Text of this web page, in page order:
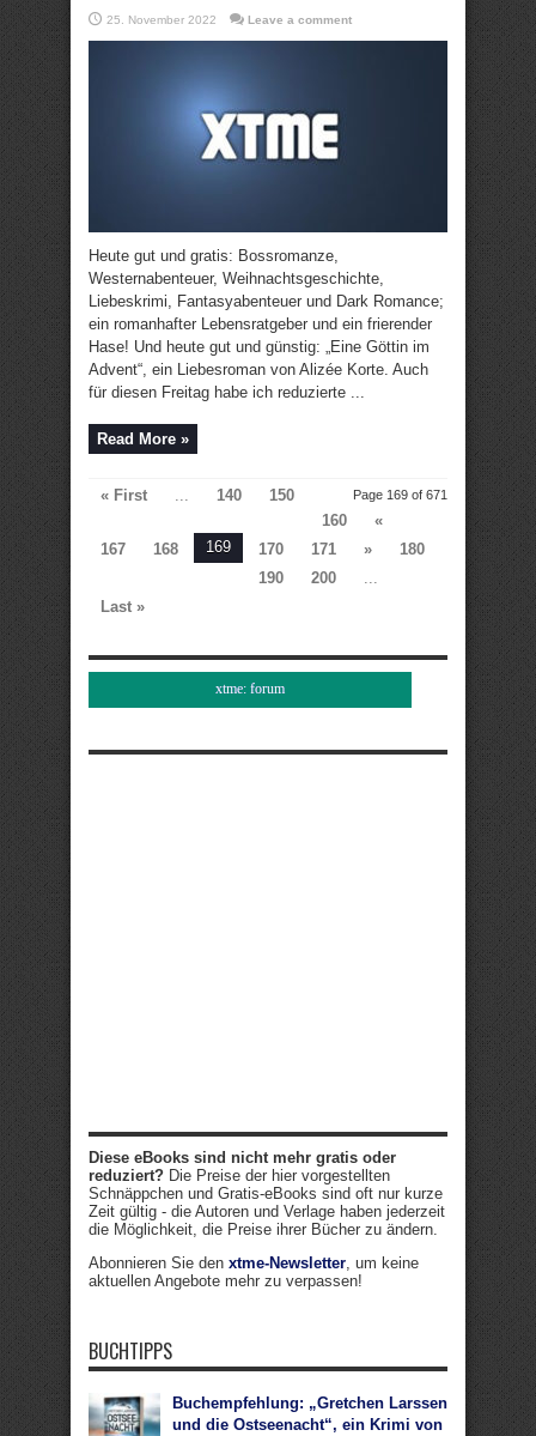
25. November 2022 Leave a comment
Heute gut und gratis: Bossromanze,
Westernabenteuer, Weihnachtsgeschichte,
Liebeskrimi, Fantasyabenteuer und Dark Romance;
ein romanhafter Lebensratgeber und ein frierender
Hase! Und heute gut und günstig: „Eine Göttin im
Advent“, ein Liebesroman von Alizée Korte. Auch
für diesen Freitag habe ich reduzierte ...
Read More »
Page 169 of 671
« First ... 140
150
160
«
167
168 169 170 171 »
180
190
200
...
Last »
xtme: forum
Diese eBooks sind nicht mehr gratis oder
reduziert? Die Preise der hier vorgestellten
Schnäppchen und Gratis-eBooks sind oft nur kurze
Zeit gültig - die Autoren und Verlage haben jederzeit
die Möglichkeit, die Preise ihrer Bücher zu ändern.
Abonnieren Sie den xtme-Newsletter, um keine
aktuellen Angebote mehr zu verpassen!
BUCHTIPPS
Buchempfehlung: „Gretchen Larssen
und die Ostseenacht“, ein Krimi von